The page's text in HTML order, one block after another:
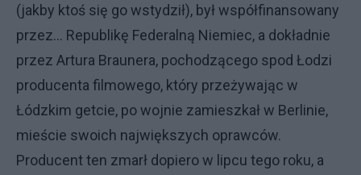
(jakby ktoś się go wstydził), był współfinansowany
przez... Republikę Federalną Niemiec, a dokładnie
przez Artura Braunera, pochodzącego spod Łodzi
producenta filmowego, który przeżywając w
Łódzkim getcie, po wojnie zamieszkał w Berlinie,
mieście swoich największych oprawców.
Producent ten zmarł dopiero w lipcu tego roku, a